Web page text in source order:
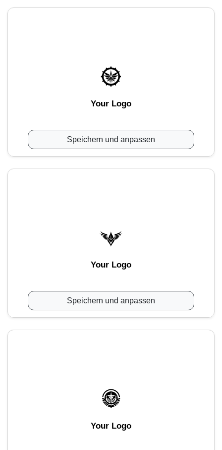
Your Logo
Speichern und anpassen
Your Logo
Speichern und anpassen
Your Logo